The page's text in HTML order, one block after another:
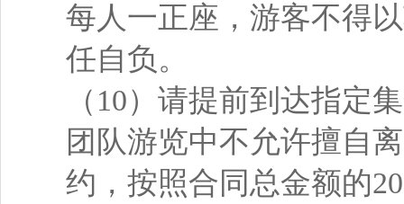
每人一正座，游客不得
任自负。
（10）请提前到达指定
团队游览中不允许擅自
约，按照合同总金额的